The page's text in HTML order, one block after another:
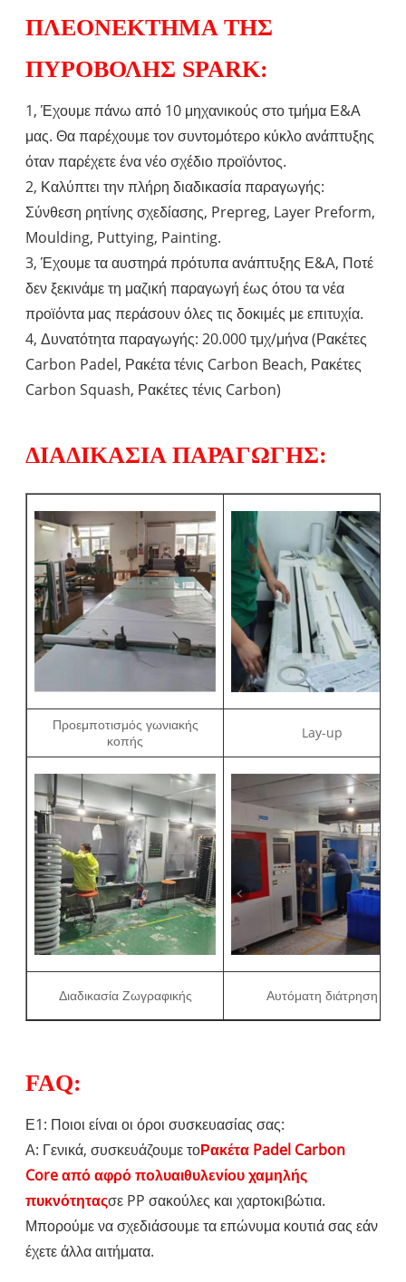
ΠΛΕΟΝΕΚΤΗΜΑ ΤΗΣ
ΠΥΡΟΒΟΛΗΣ SPARK:
1, Έχουμε πάνω από 10 μηχανικούς στο τμήμα Ε&Α
μας. Θα παρέχουμε τον συντομότερο κύκλο ανάπτυξης
όταν παρέχετε ένα νέο σχέδιο προϊόντος.
2, Καλύπτει την πλήρη διαδικασία παραγωγής:
Σύνθεση ρητίνης σχεδίασης, Prepreg, Layer Preform,
Moulding, Puttying, Painting.
3, Έχουμε τα αυστηρά πρότυπα ανάπτυξης Ε&Α, Ποτέ
δεν ξεκινάμε τη μαζική παραγωγή έως ότου τα νέα
προϊόντα μας περάσουν όλες τις δοκιμές με επιτυχία.
4, Δυνατότητα παραγωγής: 20.000 τμχ/μήνα (Ρακέτες
Carbon Padel, Ρακέτα τένις Carbon Beach, Ρακέτες
Carbon Squash, Ρακέτες τένις Carbon)
ΔΙΑΔΙΚΑΣΙΑ ΠΑΡΑΓΩΓΗΣ:
Προεμποτισμός γωνιακής
κοπής
Lay-up
Διαδικασία Ζωγραφικής Αυτόματη διάτρηση
FAQ:
Ε1: Ποιοι είναι οι όροι συσκευασίας σας:
Α: Γενικά, συσκευάζουμε τοΡακέτα Padel Carbon
Core από αφρό πολυαιθυλενίου χαμηλής
πυκνότηταςσε PP σακούλες και χαρτοκιβώτια.
Μπορούμε να σχεδιάσουμε τα επώνυμα κουτιά σας εάν
έχετε άλλα αιτήματα.